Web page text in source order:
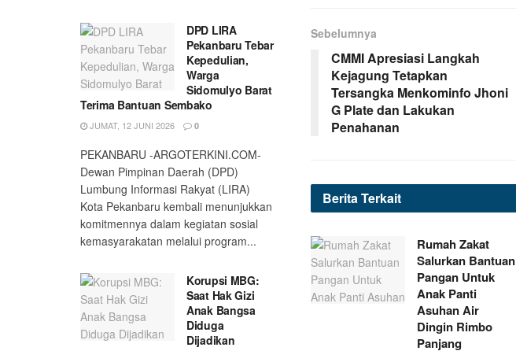
Sebelumnya
CMMI Apresiasi Langkah
Kejagung Tetapkan
Tersangka Menkominfo Jhoni
G Plate dan Lakukan
Penahanan
BeritaTerkait
Rumah Zakat
Salurkan Bantuan
Pangan Untuk
Anak Panti
Asuhan Air
Dingin Rimbo
Panjang
DPD LIRA
Pekanbaru Tebar
Kepedulian,
Warga
Sidomulyo Barat
Terima Bantuan Sembako
JUMAT, 12 JUNI 2026 0
PEKANBARU -ARGOTERKINI.COM-
Dewan Pimpinan Daerah (DPD)
Lumbung Informasi Rakyat (LIRA)
Kota Pekanbaru kembali menunjukkan
komitmennya dalam kegiatan sosial
kemasyarakatan melalui program...
Korupsi MBG:
Saat Hak Gizi
Anak Bangsa
Diduga
Dijadikan